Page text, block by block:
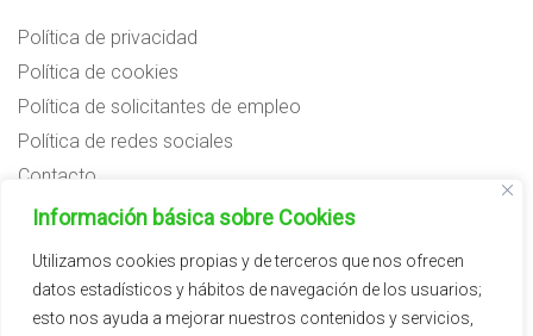
Información básica sobre Cookies
Utilizamos cookies propias y de terceros que nos ofrecen
datos estadísticos y hábitos de navegación de los usuarios;
esto nos ayuda a mejorar nuestros contenidos y servicios,
Política de privacidad
Política de cookies
Política de solicitantes de empleo
Política de redes sociales
Contacto
Preguntas frecuentes
Subvenciones